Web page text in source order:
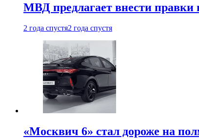
МВД предлагает внести правки
2 года спустя2 года спустя
«Москвич 6» стал дороже на